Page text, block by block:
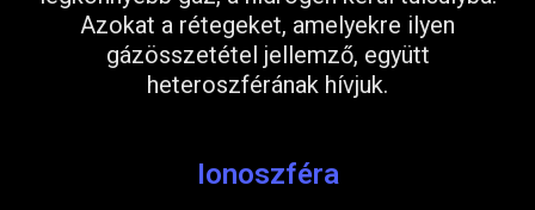
Azokat a rétegeket, amelyekre ilyen
gázösszetétel jellemző, együtt
heteroszférának hívjuk.
Ionoszféra